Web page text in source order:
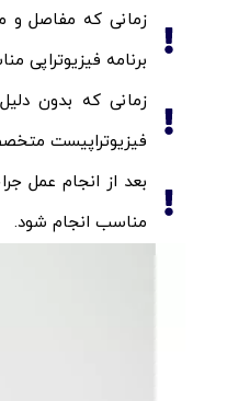
زمانی که مفاصل و
برنامه فیزیوتراپی
زمانی که بدون
فیزیوتراپیست
بعد از انجام عمل
مناسب انجام شود.